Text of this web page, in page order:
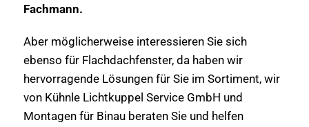
Fachmann.
Aber möglicherweise interessieren Sie sich
ebenso für Flachdachfenster, da haben wir
hervorragende Lösungen für Sie im Sortiment, wir
von Kühnle Lichtkuppel Service GmbH und
Montagen für Binau beraten Sie und helfen